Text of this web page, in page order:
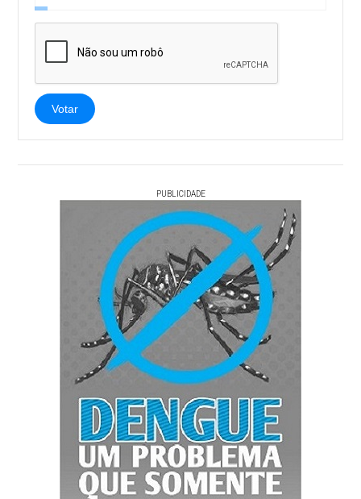
Votar
PUBLICIDADE